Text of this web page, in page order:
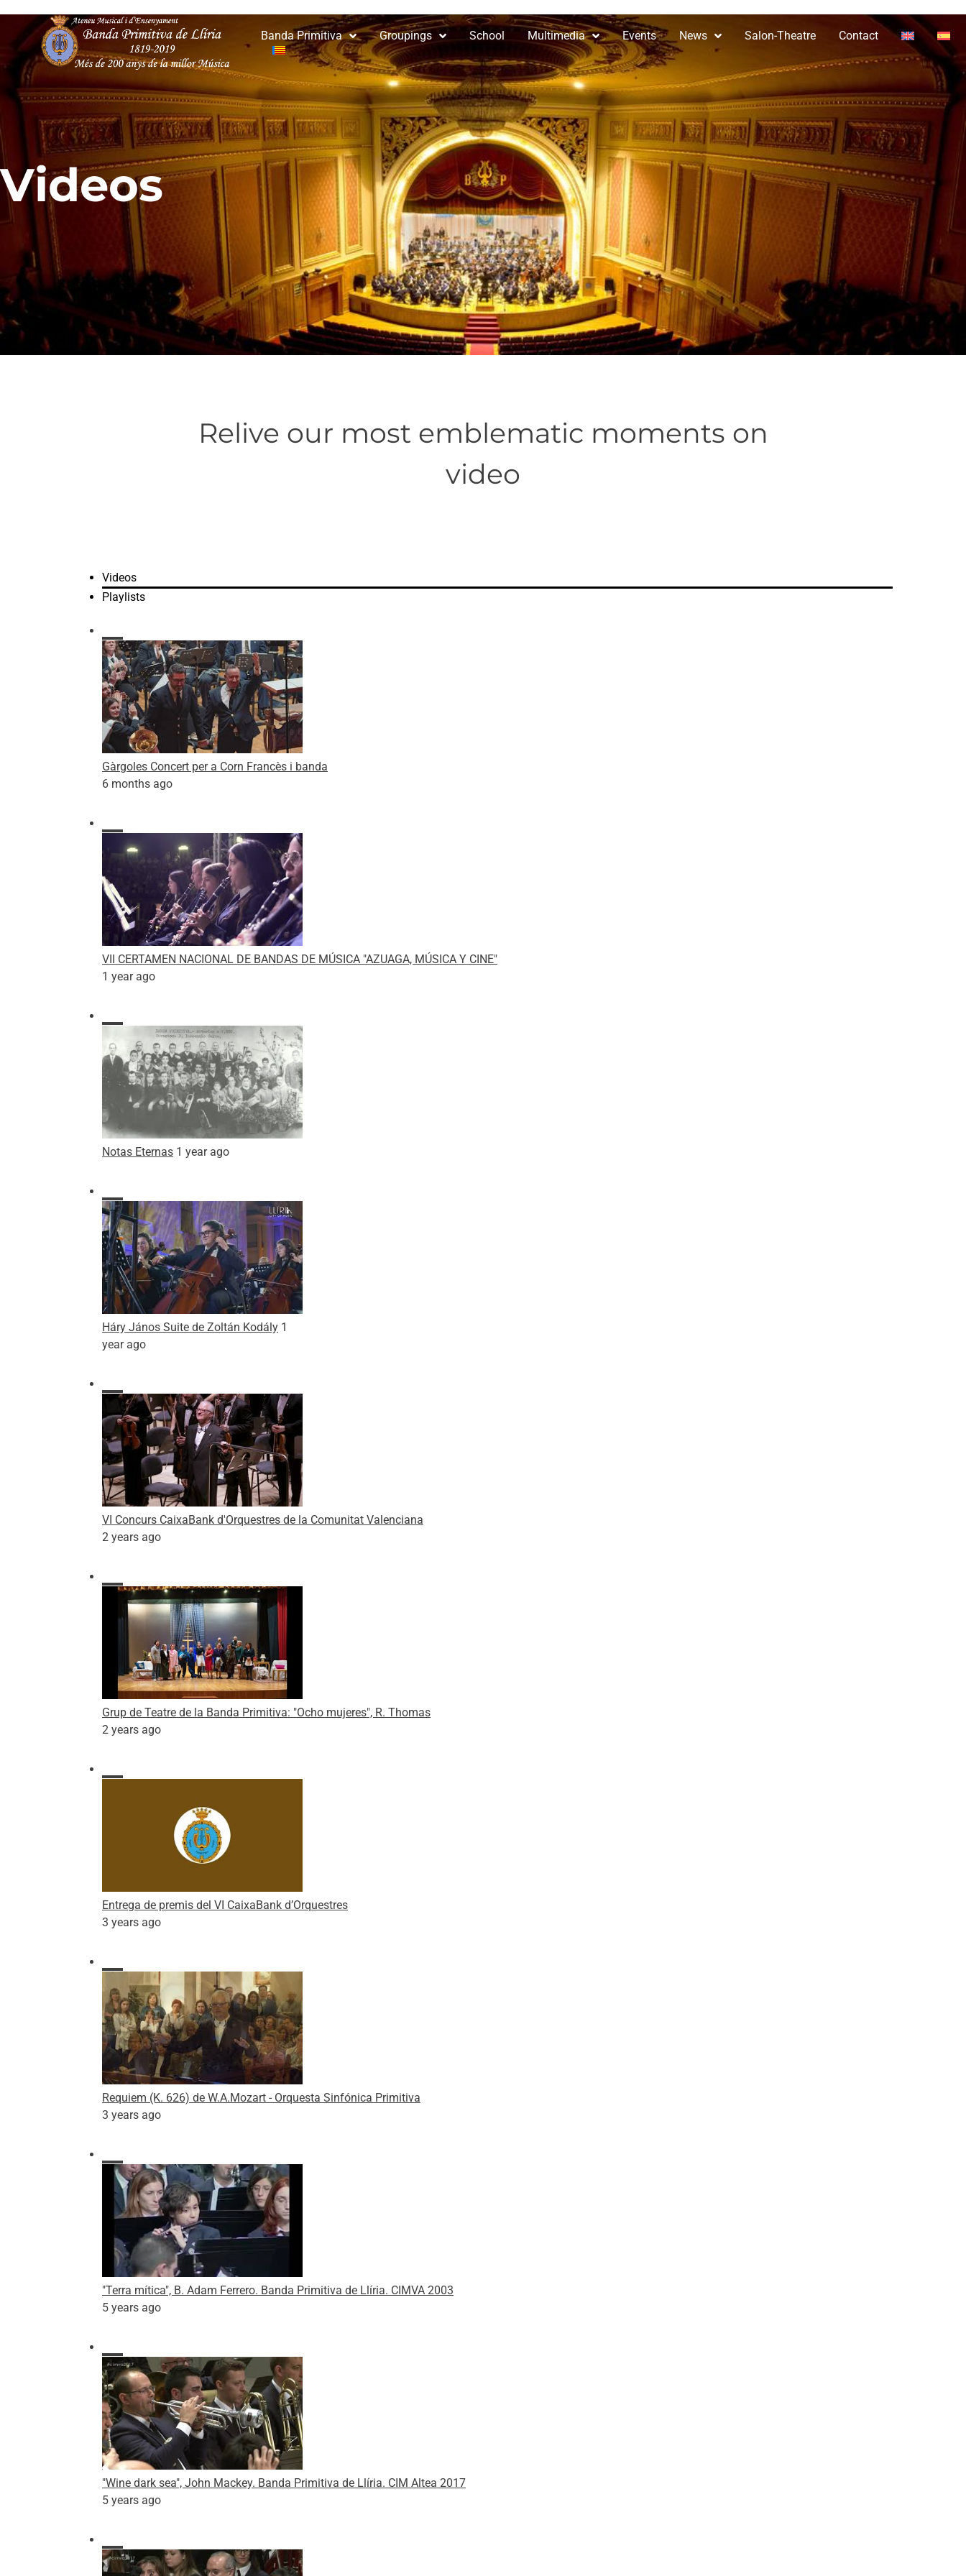
Banda Primitiva Groupings School Multimedia Events News Salon-Theatre Contact
Videos
Relive our most emblematic moments on
video
Videos
Playlists
Gàrgoles Concert per a Corn Francès i banda
6 months ago
VII CERTAMEN NACIONAL DE BANDAS DE MÚSICA "AZUAGA, MÚSICA Y CINE"
1 year ago
Notas Eternas 1 year ago
Háry János Suite de Zoltán Kodály 1
year ago
VI Concurs CaixaBank d'Orquestres de la Comunitat Valenciana
2 years ago
Grup de Teatre de la Banda Primitiva: "Ocho mujeres", R. Thomas
2 years ago
Entrega de premis del VI CaixaBank d’Orquestres
3 years ago
Requiem (K. 626) de W.A.Mozart - Orquesta Sinfónica Primitiva
3 years ago
"Terra mítica", B. Adam Ferrero. Banda Primitiva de Llíria. CIMVA 2003
5 years ago
"Wine dark sea", John Mackey. Banda Primitiva de Llíria. CIM Altea 2017
5 years ago